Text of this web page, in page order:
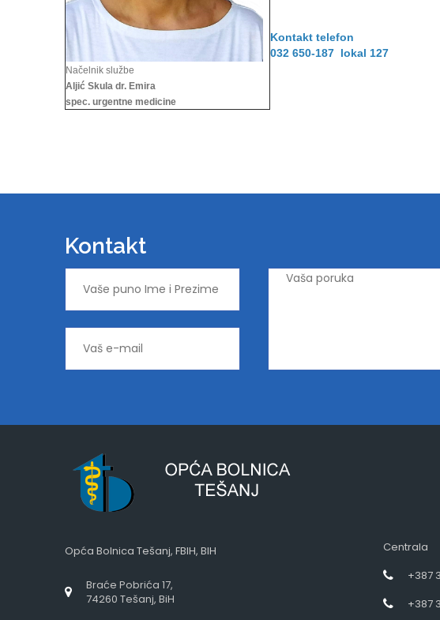
Načelnik službe
Aljić Skula dr. Emira
spec. urgentne medicine
Kontakt telefon
032 650-187 lokal 127
Kontakt
Opća Bolnica Tešanj, FBIH, BIH
Braće Pobrića 17,
74260 Tešanj, BiH
Centrala
+387
+387